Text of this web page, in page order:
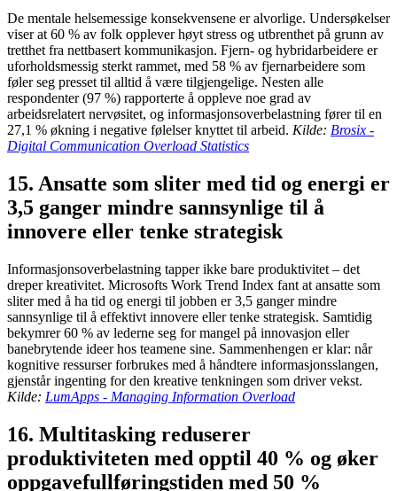
De mentale helsemessige konsekvensene er alvorlige. Undersøkelser
viser at 60 % av folk opplever høyt stress og utbrenthet på grunn av
tretthet fra nettbasert kommunikasjon. Fjern- og hybridarbeidere er
uforholdsmessig sterkt rammet, med 58 % av fjernarbeidere som
føler seg presset til alltid å være tilgjengelige. Nesten alle
respondenter (97 %) rapporterte å oppleve noe grad av
arbeidsrelatert nervøsitet, og informasjonsoverbelastning fører til en
27,1 % økning i negative følelser knyttet til arbeid. Kilde: Brosix -
Digital Communication Overload Statistics
15. Ansatte som sliter med tid og energi er
3,5 ganger mindre sannsynlige til å
innovere eller tenke strategisk
Informasjonsoverbelastning tapper ikke bare produktivitet – det
dreper kreativitet. Microsofts Work Trend Index fant at ansatte som
sliter med å ha tid og energi til jobben er 3,5 ganger mindre
sannsynlige til å effektivt innovere eller tenke strategisk. Samtidig
bekymrer 60 % av lederne seg for mangel på innovasjon eller
banebrytende ideer hos teamene sine. Sammenhengen er klar: når
kognitive ressurser forbrukes med å håndtere informasjonsslangen,
gjenstår ingenting for den kreative tenkningen som driver vekst.
Kilde: LumApps - Managing Information Overload
16. Multitasking reduserer
produktiviteten med opptil 40 % og øker
oppgavefullføringstiden med 50 %